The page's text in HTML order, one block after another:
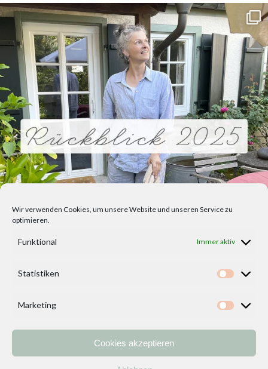
Wir verwenden Cookies, um unsere Website und unseren Service zu
optimieren.
Funktional Immer aktiv
Statistiken
Marketing
Cookies akzeptieren
Kontakt